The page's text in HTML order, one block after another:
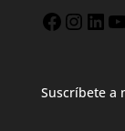
Suscríbete a